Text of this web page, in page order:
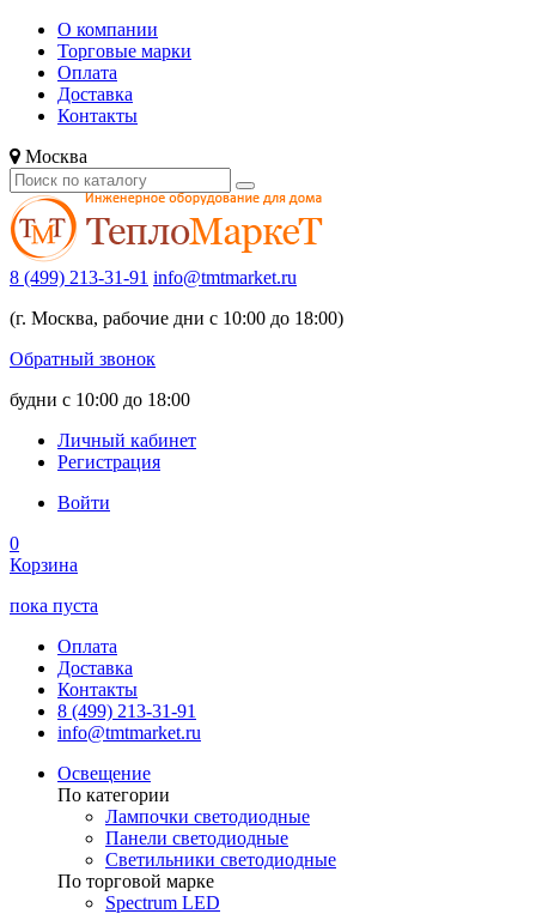
О компании
Торговые марки
Оплата
Доставка
Контакты
Москва
8 (499) 213-31-91 info@tmtmarket.ru
(г. Москва, рабочие дни с 10:00 до 18:00)
Обратный звонок
будни с 10:00 до 18:00
Личный кабинет
Регистрация
Войти
0
Корзина
пока пуста
Оплата
Доставка
Контакты
8 (499) 213-31-91
info@tmtmarket.ru
Освещение
По категории
Лампочки светодиодные
Панели светодиодные
Светильники светодиодные
По торговой марке
Spectrum LED